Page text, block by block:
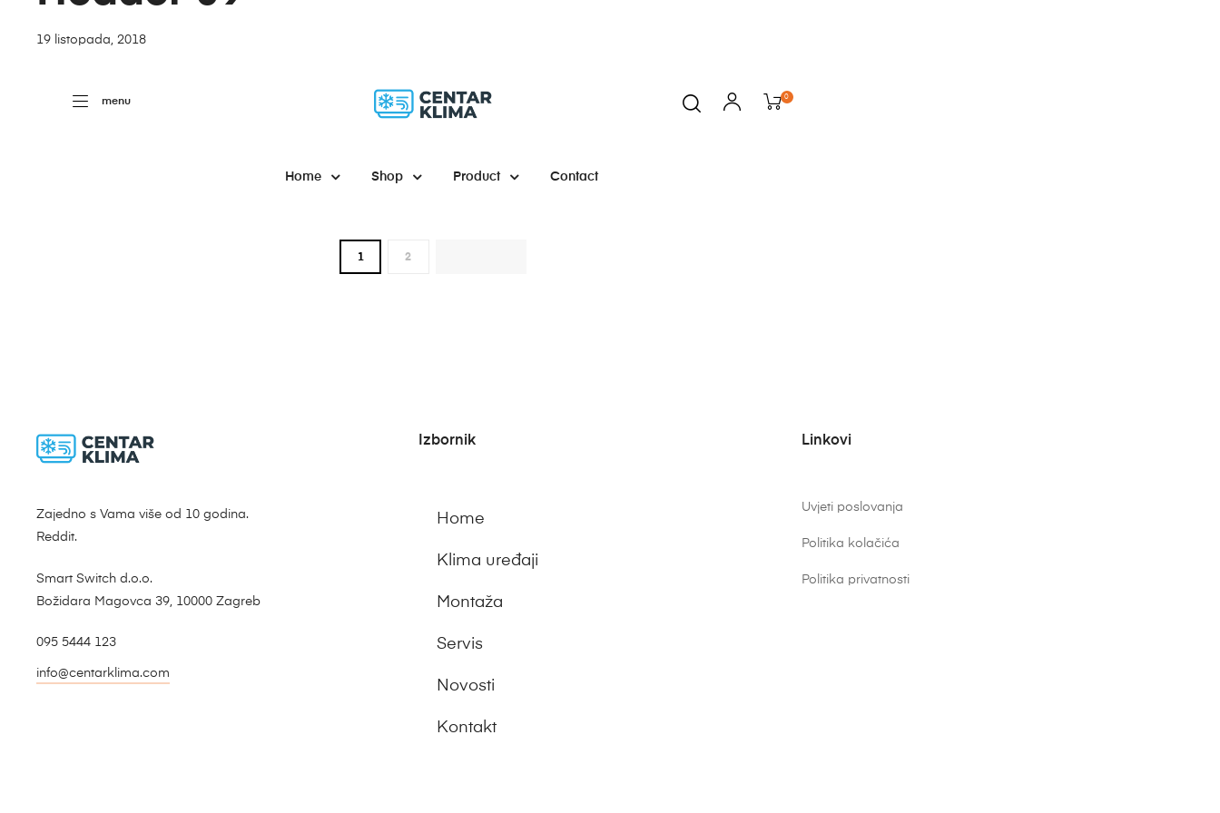
19 listopada, 2018
menu 0
Home Shop Product Contact
1 2
Zajedno s Vama više od 10 godina.
Reddit.
Smart Switch d.o.o.
Božidara Magovca 39, 10000 Zagreb
095 5444 123
info@centarklima.com
Izbornik
Home
Klima uređaji
Montaža
Servis
Novosti
Kontakt
Linkovi
Uvjeti poslovanja
Politika kolačića
Politika privatnosti